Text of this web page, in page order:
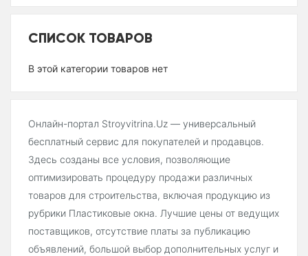
СПИСОК ТОВАРОВ
В этой категории товаров нет
Онлайн-портал Stroyvitrina.Uz — универсальный
бесплатный сервис для покупателей и продавцов.
Здесь созданы все условия, позволяющие
оптимизировать процедуру продажи различных
товаров для строительства, включая продукцию из
рубрики Пластиковые окна. Лучшие цены от ведущих
поставщиков, отсутствие платы за публикацию
объявлений, большой выбор дополнительных услуг и